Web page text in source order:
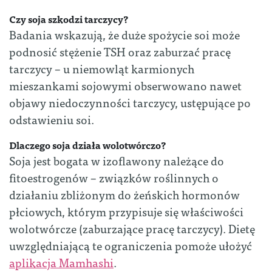
Czy soja szkodzi tarczycy?
Badania wskazują, że duże spożycie soi może
podnosić stężenie TSH oraz zaburzać pracę
tarczycy – u niemowląt karmionych
mieszankami sojowymi obserwowano nawet
objawy niedoczynności tarczycy, ustępujące po
odstawieniu soi.
Dlaczego soja działa wolotwórczo?
Soja jest bogata w izoflawony należące do
fitoestrogenów – związków roślinnych o
działaniu zbliżonym do żeńskich hormonów
płciowych, którym przypisuje się właściwości
wolotwórcze (zaburzające pracę tarczycy). Dietę
uwzględniającą te ograniczenia pomoże ułożyć
aplikacja Mamhashi.